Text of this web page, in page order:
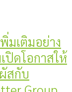
มเติมอย่าง
ปิดโอกาสให้
สกับ